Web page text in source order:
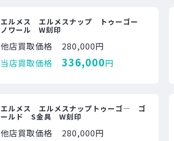
エルメス エルメスナップ トゥーゴー
ノワール W刻印
他店買取価格
280,000円
当店買取価格
336,000円
エルメス エルメスナップトゥーゴ― ゴ
ールド S金具 W刻印
他店買取価格
280,000円